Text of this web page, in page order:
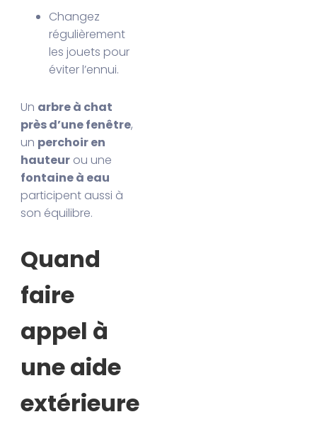
Changez
régulièrement
les jouets pour
éviter l’ennui.
Un arbre à chat
près d’une fenêtre,
un perchoir en
hauteur ou une
fontaine à eau
participent aussi à
son équilibre.
Quand
faire
appel à
une aide
extérieure